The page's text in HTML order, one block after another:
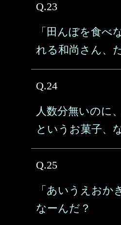
Q.23
「田んぼを食べ
れる和尚さん、
Q.24
人数分無いのに
というお菓子、
Q.25
「あいうえおか
なーんだ？